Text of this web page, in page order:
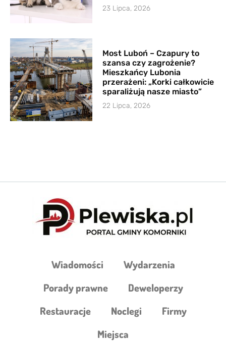
23 Lipca, 2026
Most Luboń – Czapury to
szansa czy zagrożenie?
Mieszkańcy Lubonia
przerażeni: „Korki całkowicie
sparaliżują nasze miasto”
22 Lipca, 2026
Wiadomości
Wydarzenia
Porady prawne
Deweloperzy
Restauracje
Noclegi
Firmy
Miejsca